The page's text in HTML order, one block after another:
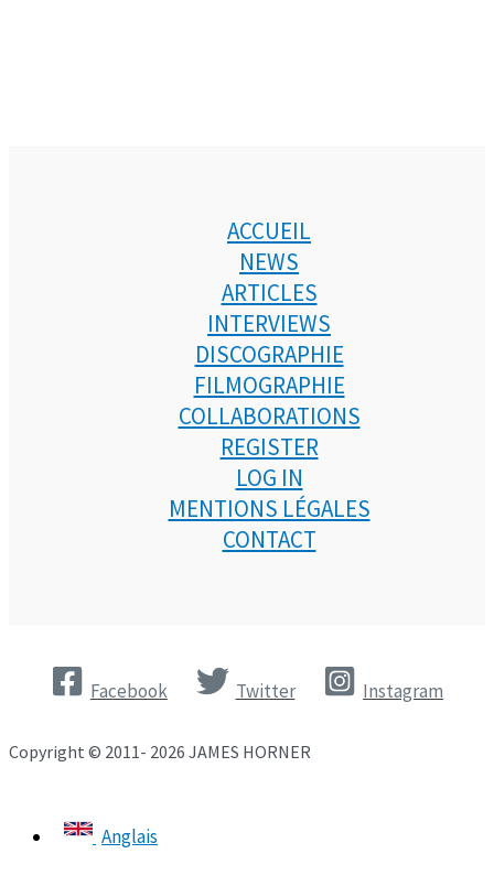
ACCUEIL
NEWS
ARTICLES
INTERVIEWS
DISCOGRAPHIE
FILMOGRAPHIE
COLLABORATIONS
REGISTER
LOG IN
MENTIONS LÉGALES
CONTACT
Facebook Twitter Instagram
Copyright © 2011- 2026 JAMES HORNER
Anglais